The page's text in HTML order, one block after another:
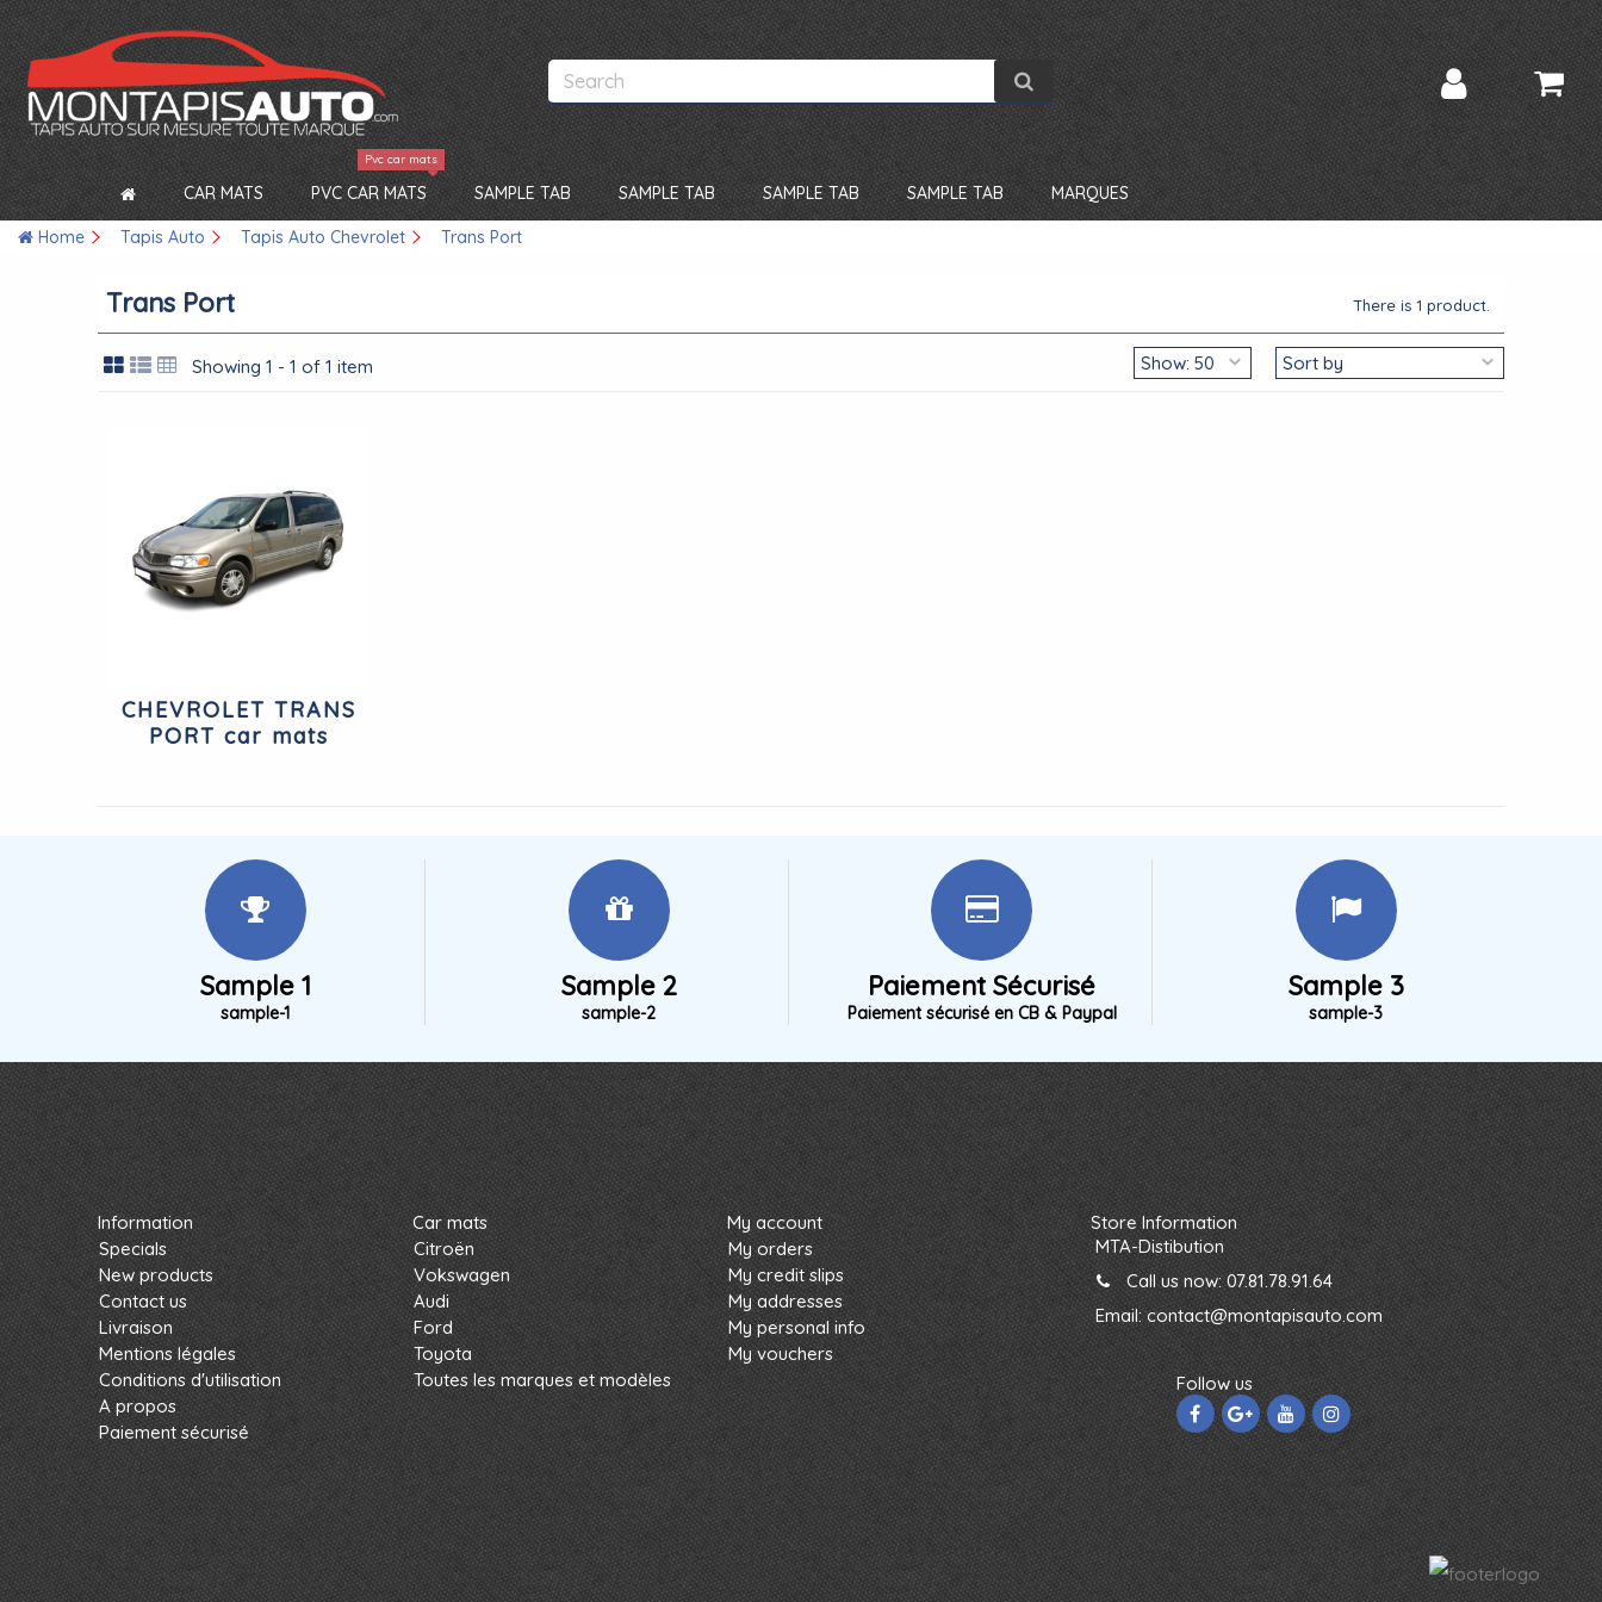
CAR MATS PVC CAR MATS
Pvc car mats
SAMPLE TAB SAMPLE TAB SAMPLE TAB SAMPLE TAB MARQUES
Home Tapis Auto Tapis Auto Chevrolet Trans Port
Trans Port There is 1 product.
Showing 1 - 1 of 1 item
CHEVROLET TRANS
PORT car mats
Sample 1
sample-1
Sample 2
sample-2
Paiement Sécurisé
Paiement sécurisé en CB & Paypal
Sample 3
sample-3
Information
Specials
New products
Contact us
Livraison
Mentions légales
Conditions d'utilisation
A propos
Paiement sécurisé
Car mats
Citroën
Vokswagen
Audi
Ford
Toyota
Toutes les marques et modèles
My account
My orders
My credit slips
My addresses
My personal info
My vouchers
Store Information
MTA-Distibution
Call us now:07.81.78.91.64
Email:contact@montapisauto.com
Follow us